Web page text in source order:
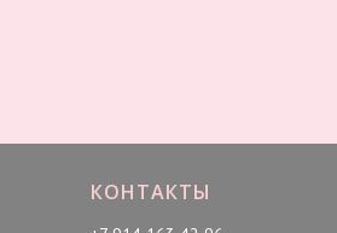
КОНТАКТЫ